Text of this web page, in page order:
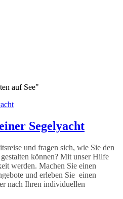
auf See"
Segelyacht
und fragen sich, wie Sie den
können? Mit unser Hilfe
werden. Machen Sie einen
und erleben Sie einen
nach Ihren individuellen